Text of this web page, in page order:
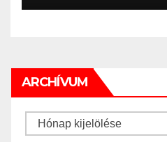
ARCHÍVUM
Archívum